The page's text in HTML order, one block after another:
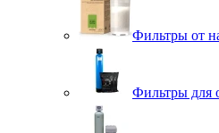
Фильтры от
Фильтры для